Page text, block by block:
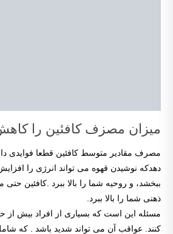
میزان مصزف کافئین را
مصرف مقادیر متوسط کافئین قطعا فوایدی
دهدکه نوشیدن قهوه می تواند انرژی را
ببخشد، و روحیه شما را بالا ببرد .کافئین
ذهنی شما را بالا ببرد.
مسئله این است که بسیاری از افراد بیش
کنند. عواقب آن می تواند شدید باشد . که